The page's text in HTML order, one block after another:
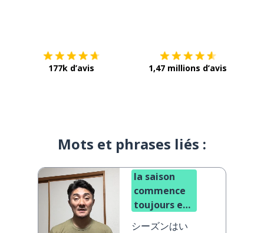
177k d’avis 1,47 millions d’avis
Mots et phrases liés :
la saison
commence
toujours en
シーズンはい